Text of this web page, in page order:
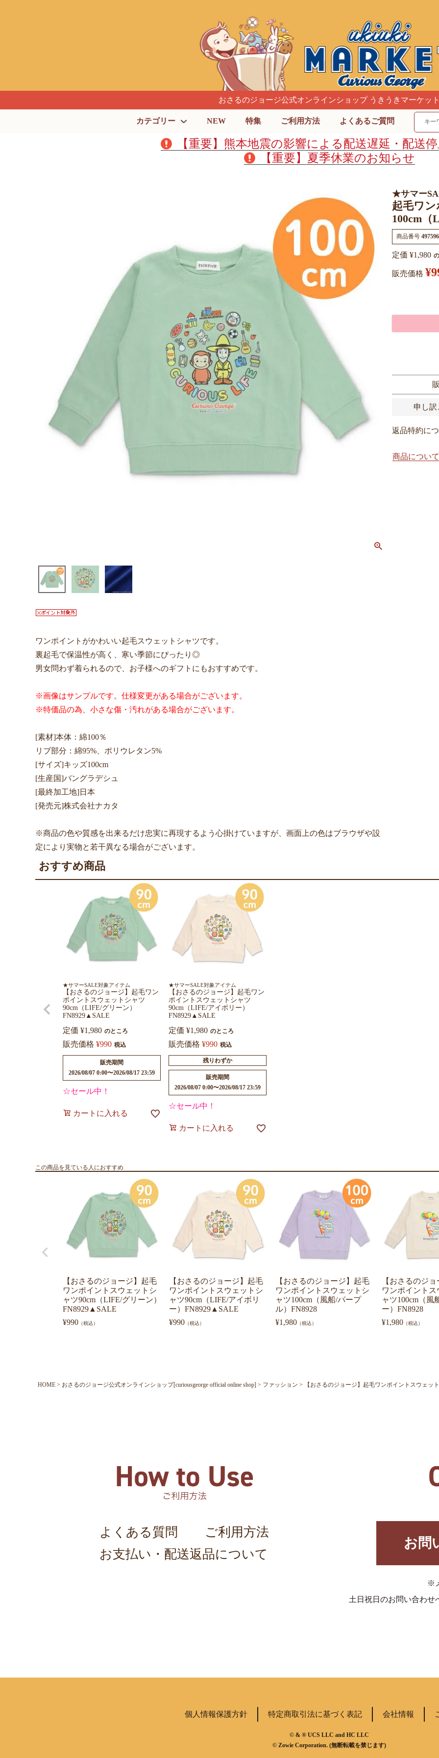
おさるのジョージ公式オンラインショップ うきうきマーケット
カテゴリー NEW 特集 ご利用方法 よくあるご質問
【重要】熊本地震の影響による配送遅延・配送
【重要】夏季休業のお知らせ
★サマー
起毛ワ
100cm
商品番号
定価 ¥1,980
販売価格 ¥
申し訳
返品特約に
商品につい
ワンポイントがかわいい起毛スウェットシャツです。
裏起毛で保温性が高く、寒い季節にぴったり◎
男女問わず着られるので、お子様へのギフトにもおすすめです。
※画像はサンプルです。仕様変更がある場合がございます。
※特価品の為、小さな傷・汚れがある場合がございます。
[素材]本体：綿100％
リブ部分：綿95%、ポリウレタン5%
[サイズ]キッズ100cm
[生産国]バングラデシュ
[最終加工地]日本
[発売元]株式会社ナカタ
※商品の色や質感を出来るだけ忠実に再現するよう心掛けていますが、画面上の色はブラウザや設
定により実物と若干異なる場合がございます。
おすすめ商品
★サマーSALE対象アイテム
【おさるのジョージ】起毛ワン
ポイントスウェットシャツ
90cm（LIFE/グリーン）
FN8929▲SALE
定価 ¥1,980 のところ
販売価格 ¥990 税込
販売期間
2026/08/07 0:00〜2026/08/17 23:59
☆セール中！
カートに入れる
★サマーSALE対象アイテム
【おさるのジョージ】起毛ワン
ポイントスウェットシャツ
90cm（LIFE/アイボリー）
FN8929▲SALE
定価 ¥1,980 のところ
販売価格 ¥990 税込
残りわずか
販売期間
2026/08/07 0:00〜2026/08/17 23:59
☆セール中！
カートに入れる
この商品を見ている人におすすめ
【おさるのジョージ】起毛
ワンポイントスウェットシ
ャツ90cm（LIFE/グリーン）
FN8929▲SALE
¥990 （税込）
【おさるのジョージ】起毛
ワンポイントスウェットシ
ャツ90cm（LIFE/アイボリ
ー）FN8929▲SALE
¥990 （税込）
【おさるのジョージ】起毛
ワンポイントスウェットシ
ャツ100cm（風船/パープ
ル）FN8928
¥1,980 （税込）
【おさるのジ
ワンポイントス
ャツ100cm（風
ー）FN8928
¥1,980 （税込）
HOME おさるのジョージ公式オンラインショップ[curiousgeorge official online shop] ファッション 【おさるのジョージ】起毛ワンポイントスウェッ
よくある質問
ご利用方法
お支払い・配送返品について
お問
※
土日祝日のお問い合わせ
個人情報保護方針 特定商取引法に基づく表記 会社情報
© & ® UCS LLC and HC LLC
© Zowie Corporation. (無断転載を禁じます)